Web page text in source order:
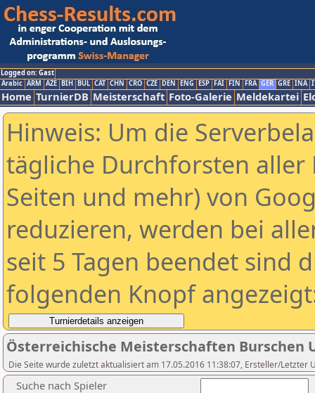
Logged on: Gast
Arabic ARM AZE BIH BUL CAT CHN CRO CZE DEN ENG ESP FAI FIN FRA GER GRE INA
Home TurnierDB Meisterschaft Foto-Galerie Meldekartei
Hinweis: Um die
tägliche Durchforsten aller
Seiten und mehr) von
reduzieren, werden bei
seit 5 Tagen beendet sind
folgenden Knopf
Österreichische Meisterschaften Burschen
Die Seite wurde zuletzt aktualisiert am 17.05.2016 11:38:07, Ersteller/Letzter
Suche nach Spieler